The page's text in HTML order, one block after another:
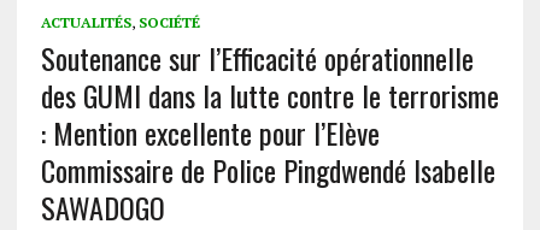
ACTUALITÉS, SOCIÉTÉ
Soutenance sur l’Efficacité opérationnelle
des GUMI dans la lutte contre le terrorisme
: Mention excellente pour l’Elève
Commissaire de Police Pingdwendé Isabelle
SAWADOGO